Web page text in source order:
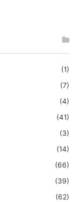
(1)
(7)
(4)
(41)
(3)
(14)
(66)
(39)
(62)